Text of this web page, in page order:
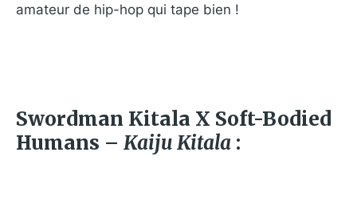
amateur de hip-hop qui tape bien !
Swordman Kitala X Soft-Bodied
Humans – Kaiju Kitala :